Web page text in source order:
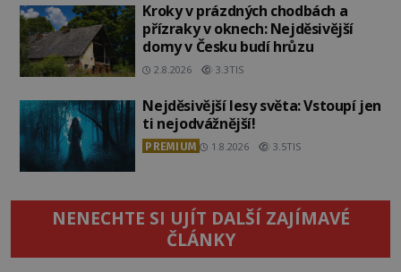
Kroky v prázdných chodbách a
přízraky v oknech: Nejděsivější
domy v Česku budí hrůzu
2.8.2026 3.3TIS
Nejděsivější lesy světa: Vstoupí jen
ti nejodvážnější!
PREMIUM 1.8.2026 3.5TIS
NENECHTE SI UJÍT DALŠÍ ZAJÍMAVÉ
ČLÁNKY